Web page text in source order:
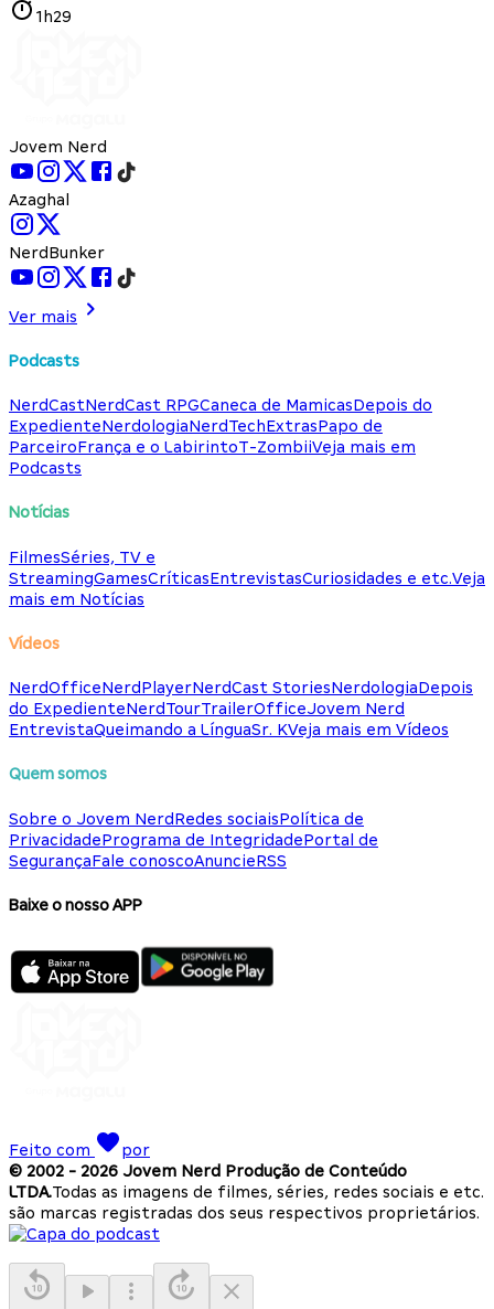
1h29
Jovem Nerd
Azaghal
NerdBunker
Ver mais
Podcasts
NerdCastNerdCast RPGCaneca de MamicasDepois do
ExpedienteNerdologiaNerdTechExtrasPapo de
ParceiroFrança e o LabirintoT-ZombiiVeja mais em
Podcasts
Notícias
FilmesSéries, TV e
StreamingGamesCríticasEntrevistasCuriosidades e etc.Veja
mais em Notícias
Vídeos
NerdOfficeNerdPlayerNerdCast StoriesNerdologiaDepois
do ExpedienteNerdTourTrailerOfficeJovem Nerd
EntrevistaQueimando a LínguaSr. KVeja mais em Vídeos
Quem somos
Sobre o Jovem NerdRedes sociaisPolítica de
PrivacidadePrograma de IntegridadePortal de
SegurançaFale conoscoAnuncieRSS
Baixe o nosso APP
Feito com
por
© 2002 - 2026 Jovem Nerd Produção de Conteúdo
LTDA.Todas as imagens de filmes, séries, redes sociais e etc.
são marcas registradas dos seus respectivos proprietários.